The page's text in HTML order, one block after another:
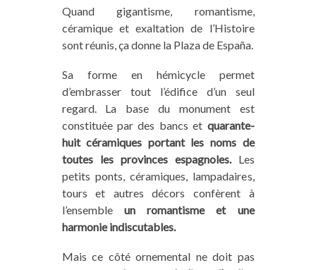
Quand gigantisme, romantisme,
céramique et exaltation de l’Histoire
sont réunis, ça donne la Plaza de España.
Sa forme en hémicycle permet
d’embrasser tout l’édifice d’un seul
regard. La base du monument est
constituée par des bancs et quarante-
huit céramiques portant les noms de
toutes les provinces espagnoles. Les
petits ponts, céramiques, lampadaires,
tours et autres décors confèrent à
l’ensemble un romantisme et une
harmonie indiscutables.
Mais ce côté ornemental ne doit pas